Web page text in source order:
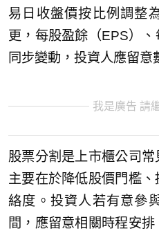
易日收盤價按比例調整
更，每股盈餘（EPS）
同步變動，投資人應留意
我是廣告 請
股票分割是上市櫃公司常
主要在於降低股價門檻
絡度。投資人若有意參
間，應留意相關時程安